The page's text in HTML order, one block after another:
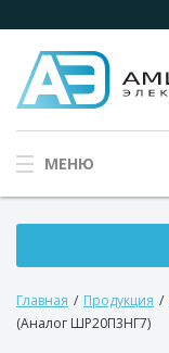
МЕНЮ
Главная / Продукция /
(Аналог ШР20П3НГ7)